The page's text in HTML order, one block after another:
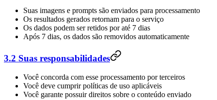
Suas imagens e prompts são enviados para processamento
Os resultados gerados retornam para o serviço
Os dados podem ser retidos por até 7 dias
Após 7 dias, os dados são removidos automaticamente
3.2 Suas responsabilidades
Você concorda com esse processamento por terceiros
Você deve cumprir políticas de uso aplicáveis
Você garante possuir direitos sobre o conteúdo enviado